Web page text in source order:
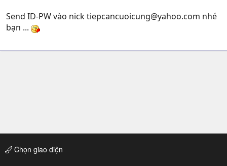
Send ID-PW vào nicktiepcancuoicung@yahoo.com nhé
bạn ...
Chọn giao diện